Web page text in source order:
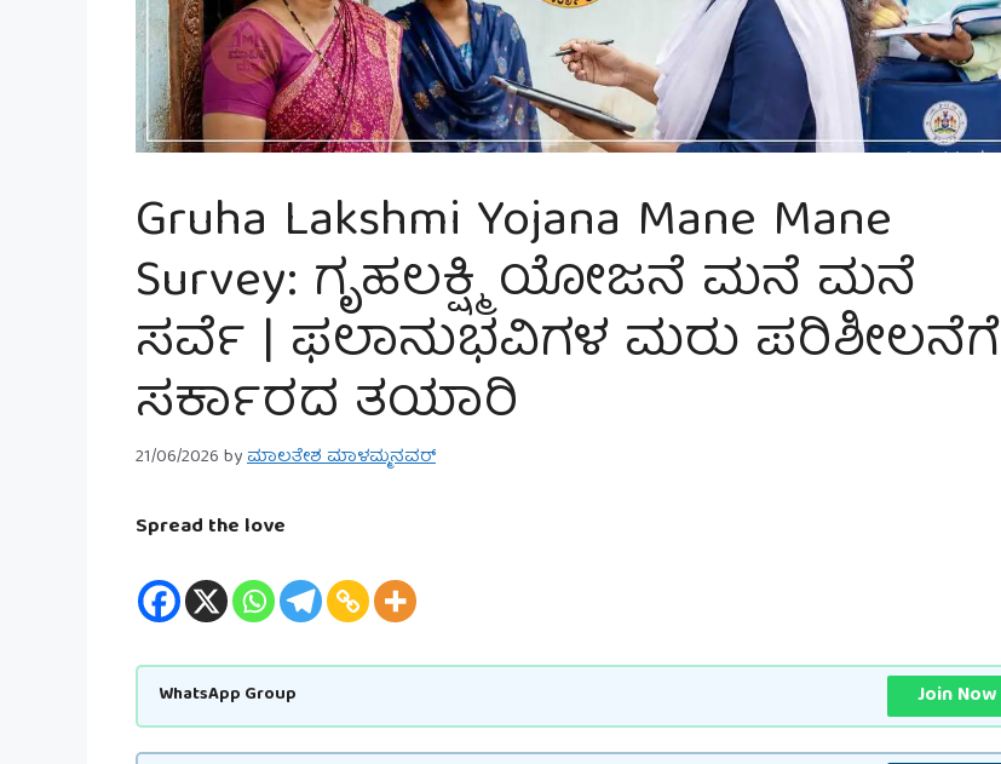
Gruha Lakshmi Yojana Mane Mane
Survey: ಗೃಹಲಕ್ಷ್ಮಿ ಯೋಜನೆ ಮನೆ ಮನೆ
ಸರ್ವೆ | ಫಲಾನುಭವಿಗಳ ಮರು ಪರಿಶೀಲನೆಗೆ
ಸರ್ಕಾರದ ತಯಾರಿ
21/06/2026byಮಾಲತೇಶ ಮಾಳಮ್ಮನವರ್
Spread the love
WhatsApp Group Join Now